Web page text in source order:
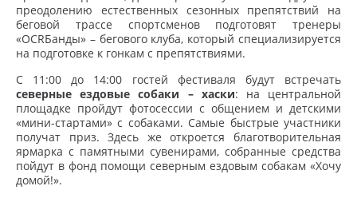
преодолению естественных сезонных препятствий на
беговой трассе спортсменов подготовят тренеры
«OCRБанды» – бегового клуба, который специализируется
на подготовке к гонкам с препятствиями.
С 11:00 до 14:00 гостей фестиваля будут встречать
северные ездовые собаки – хаски: на центральной
площадке пройдут фотосессии с общением и детскими
«мини-стартами» с собаками. Самые быстрые участники
получат приз. Здесь же откроется благотворительная
ярмарка с памятными сувенирами, собранные средства
пойдут в фонд помощи северным ездовым собакам «Хочу
домой!».